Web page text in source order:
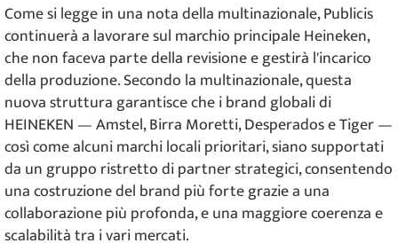
Come si legge in una nota della multinazionale, Publicis
continuerà a lavorare sul marchio principale Heineken,
che non faceva parte della revisione e gestirà l'incarico
della produzione. Secondo la multinazionale, questa
nuova struttura garantisce che i brand globali di
HEINEKEN — Amstel, Birra Moretti, Desperados e Tiger —
così come alcuni marchi locali prioritari, siano supportati
da un gruppo ristretto di partner strategici, consentendo
una costruzione del brand più forte grazie a una
collaborazione più profonda, e una maggiore coerenza e
scalabilità tra i vari mercati.